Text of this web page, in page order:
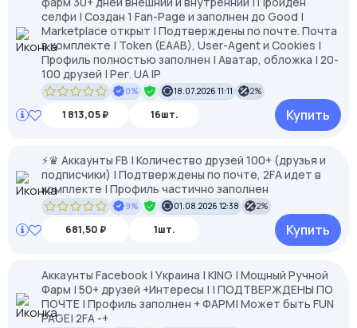
селфи | Создан 1 Fan-Page и заполнен до Good |
Marketplace открыт | Подтверждены по почте. Почта
в комплекте | Token (EAAB), User-Agent и Cookies |
Профиль полностью заполнен | Аватар, обложка | 20-
100 друзей | Рег. UA IP
0% 18.07.2026 11:11 2%
1 813,05 ₽ 16шт. Купить
⚡️♛ Аккаунты FB | Количество друзей 100+ (друзья и
подписчики) | Подтверждены по почте, 2FA идет в
комплекте | Профиль частично заполнен
9% 01.08.2026 12:38 2%
681,50 ₽ 1шт. Купить
Аккаунты Facebook | Украина | KING | Мощный Ручной
Фарм | 50+ друзей +Интересы | | ПОДТВЕРЖДЕНЫ ПО
ПОЧТЕ | Профиль заполнен + ФАРМ| Может быть FUN
PAGE| 2FA -+